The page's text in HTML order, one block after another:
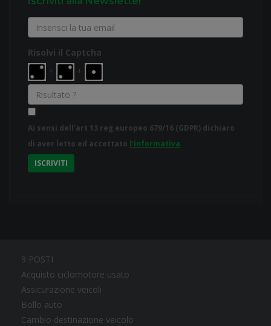
Risolvi il Captcha
+
+
Ai sensi dell'art 13 reg europeo 679/16 (GDPR) dichiaro
di aver letto ed accettato l'informativa
ISCRIVITI
9 POSTI
Acquisto ciclomotore usato
Assicurazione veicoli
Bollo auto
Cambio destinazione veicolo